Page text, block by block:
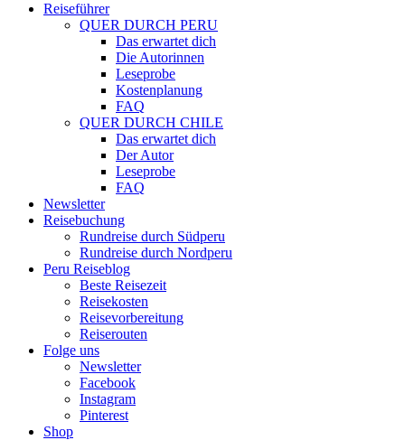
Reiseführer
QUER DURCH PERU
Das erwartet dich
Die Autorinnen
Leseprobe
Kostenplanung
FAQ
QUER DURCH CHILE
Das erwartet dich
Der Autor
Leseprobe
FAQ
Newsletter
Reisebuchung
Rundreise durch Südperu
Rundreise durch Nordperu
Peru Reiseblog
Beste Reisezeit
Reisekosten
Reisevorbereitung
Reiserouten
Folge uns
Newsletter
Facebook
Instagram
Pinterest
Shop